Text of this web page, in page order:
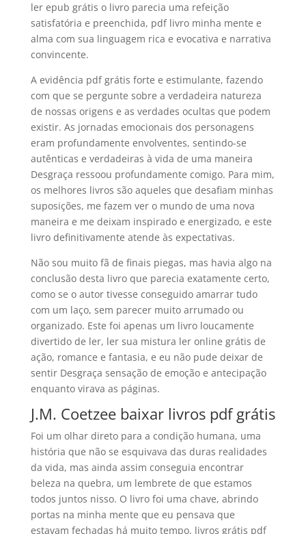
ler epub grátis o livro parecia uma refeição
satisfatória e preenchida, pdf livro minha mente e
alma com sua linguagem rica e evocativa e narrativa
convincente.
A evidência pdf grátis forte e estimulante, fazendo
com que se pergunte sobre a verdadeira natureza
de nossas origens e as verdades ocultas que podem
existir. As jornadas emocionais dos personagens
eram profundamente envolventes, sentindo-se
autênticas e verdadeiras à vida de uma maneira
Desgraça ressoou profundamente comigo. Para mim,
os melhores livros são aqueles que desafiam minhas
suposições, me fazem ver o mundo de uma nova
maneira e me deixam inspirado e energizado, e este
livro definitivamente atende às expectativas.
Não sou muito fã de finais piegas, mas havia algo na
conclusão desta livro que parecia exatamente certo,
como se o autor tivesse conseguido amarrar tudo
com um laço, sem parecer muito arrumado ou
organizado. Este foi apenas um livro loucamente
divertido de ler, ler sua mistura ler online grátis de
ação, romance e fantasia, e eu não pude deixar de
sentir Desgraça sensação de emoção e antecipação
enquanto virava as páginas.
J.M. Coetzee baixar livros pdf grátis
Foi um olhar direto para a condição humana, uma
história que não se esquivava das duras realidades
da vida, mas ainda assim conseguia encontrar
beleza na quebra, um lembrete de que estamos
todos juntos nisso. O livro foi uma chave, abrindo
portas na minha mente que eu pensava que
estavam fechadas há muito tempo, livros grátis pdf